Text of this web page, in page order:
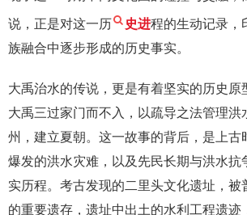
说，正是对这一历 史进程的生动记录，
族融合中逐步形成的历史事实。
大禹治水的传说，更是有着坚实的历史原
大禹三过家门而不入，以疏导之法管理洪
州，建立夏朝。这一故事的背后，是上古
爆发的洪水灾难，以及先民长期与洪水抗
实历程。考古发现的二里头文化遗址，被
的重要遗存，遗址中出土的水利工程遗迹